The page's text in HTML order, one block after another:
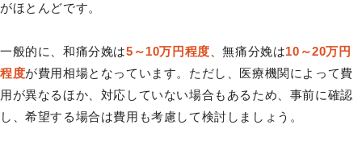
がほとんどです。
一般的に、和痛分娩は5～10万円程度 、無痛分娩は10～20万円
程度が費用相場となっています。ただし、医療機関によって費
用が異なるほか、対応していない場合もあるため、事前に確認
し、希望する場合は費用も考慮して検討しましょう。